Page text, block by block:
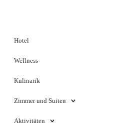
Hotel
Wellness
Kulinarik
Zimmer und Suiten
Aktivitäten